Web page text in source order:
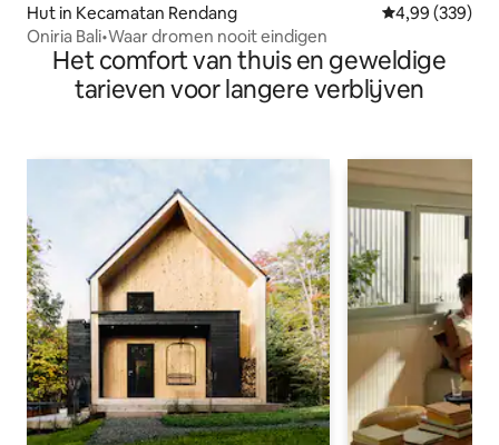
Hut in Kecamatan Rendang Gemiddelde
4,99 (339)
Oniria Bali•Waar dromen nooit eindigen
Het comfort van thuis en geweldige
tarieven voor langere verblijven